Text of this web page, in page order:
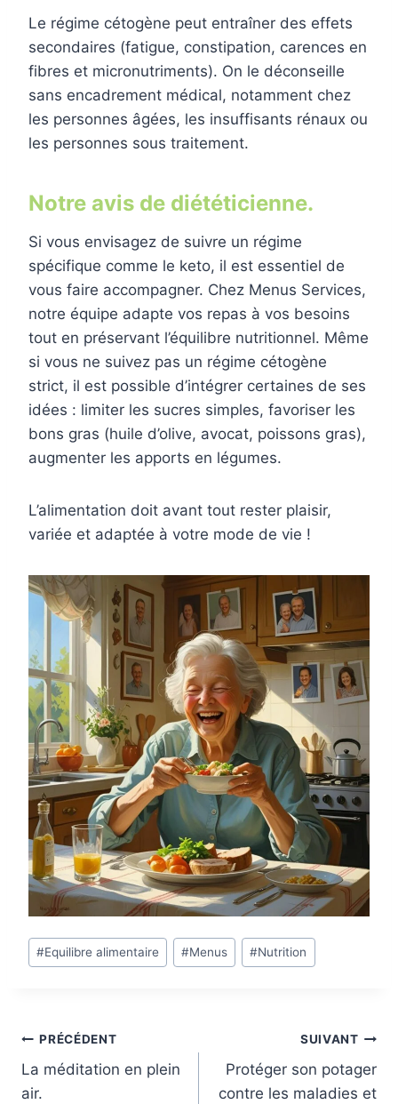
Le régime cétogène peut entraîner des effets
secondaires (fatigue, constipation, carences en
fibres et micronutriments). On le déconseille
sans encadrement médical, notamment chez
les personnes âgées, les insuffisants rénaux ou
les personnes sous traitement.
Notre avis de diététicienne.
Si vous envisagez de suivre un régime
spécifique comme le keto, il est essentiel de
vous faire accompagner. Chez Menus Services,
notre équipe adapte vos repas à vos besoins
tout en préservant l’équilibre nutritionnel. Même
si vous ne suivez pas un régime cétogène
strict, il est possible d’intégrer certaines de ses
idées : limiter les sucres simples, favoriser les
bons gras (huile d’olive, avocat, poissons gras),
augmenter les apports en légumes.
L’alimentation doit avant tout rester plaisir,
variée et adaptée à votre mode de vie !
Étiquettes
de
#Equilibre alimentaire #Menus #Nutrition
Navigation
de
PRÉCÉDENT
La méditation en plein
air.
SUIVANT
Protéger son potager
contre les maladies et